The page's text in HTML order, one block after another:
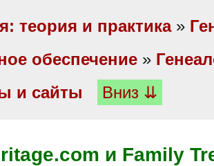
теория и практика»
обеспечение »
и сайты
Вниз ⇊
и Family